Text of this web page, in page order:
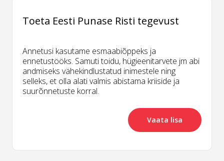
Toeta Eesti Punase Risti tegevust
Annetusi kasutame esmaabiõppeks ja
ennetustööks. Samuti toidu, hügieenitarvete jm abi
andmiseks vähekindlustatud inimestele ning
selleks, et olla alati valmis abistama kriiside ja
suurõnnetuste korral.
Vaata lisa